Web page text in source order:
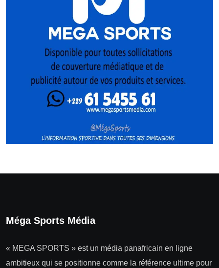
Méga Sports Média
« MEGA SPORTS » est un média panafricain en ligne
ambitieux qui se positionne comme la référence ultime pour